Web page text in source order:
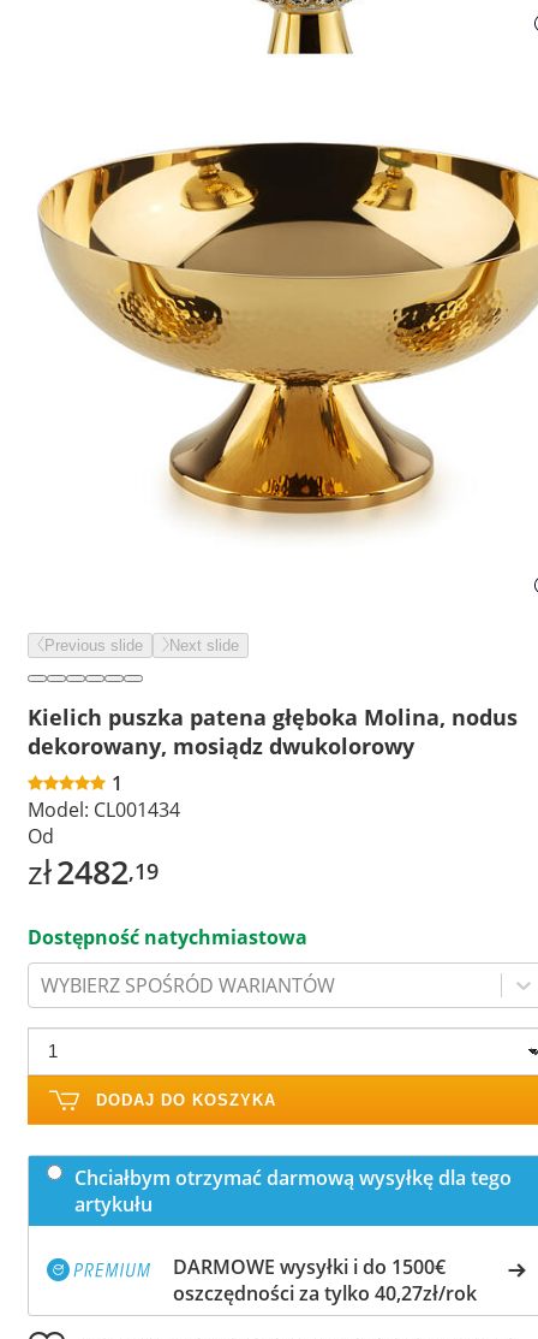
Previous slide Next slide
Kielich puszka patena głęboka Molina, nodus
dekorowany, mosiądz dwukolorowy
1
Model: CL001434
Od
zł2482,19
Dostępność natychmiastowa
WYBIERZ SPOŚRÓD WARIANTÓW
DODAJ DO KOSZYKA
Chciałbym otrzymać darmową wysyłkę dla tego
artykułu
DARMOWE wysyłki i do 1500€
oszczędności za tylko 40,27zł/rok